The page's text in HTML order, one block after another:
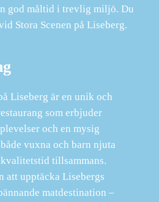
god måltid i trevlig miljö. Du
Stora Scenen på Liseberg.
Liseberg är en unik och
som erbjuder
och en mysig
vuxna och barn njuta
tillsammans.
att upptäcka Lisebergs
matdestination –